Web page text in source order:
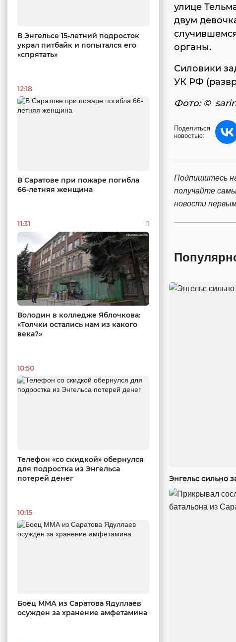
В Энгельсе 15-летний подросток
украл питбайк и попытался его
«спрятать»
12:18
В Саратове при пожаре погибла
66-летняя женщина
11:31
Володин в колледже Яблочкова:
«Толчки остались нам из какого
века?»
10:50
Телефон «со скидкой» обернулся
для подростка из Энгельса
потерей денег
10:15
Боец ММА из Саратова Ядуллаев
осужден за хранение амфетамина
улице
двум
органы.
Силовики
УК РФ
Фото: ©
Поделиться
новостью:
Подпишитесь
получайте
новости
Энгельс сильно